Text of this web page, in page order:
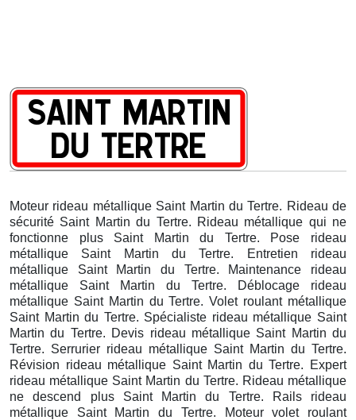
Moteur rideau métallique Saint Martin du Tertre. Rideau de
sécurité Saint Martin du Tertre. Rideau métallique qui ne
fonctionne plus Saint Martin du Tertre. Pose rideau
métallique Saint Martin du Tertre. Entretien rideau
métallique Saint Martin du Tertre. Maintenance rideau
métallique Saint Martin du Tertre. Déblocage rideau
métallique Saint Martin du Tertre. Volet roulant métallique
Saint Martin du Tertre. Spécialiste rideau métallique Saint
Martin du Tertre. Devis rideau métallique Saint Martin du
Tertre. Serrurier rideau métallique Saint Martin du Tertre.
Révision rideau métallique Saint Martin du Tertre. Expert
rideau métallique Saint Martin du Tertre. Rideau métallique
ne descend plus Saint Martin du Tertre. Rails rideau
métallique Saint Martin du Tertre. Moteur volet roulant